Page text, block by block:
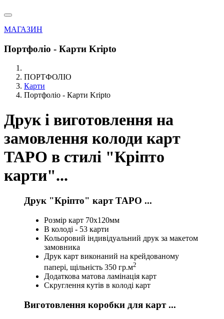
МАГАЗИН
Портфоліо - Карти Kripto
ПОРТФОЛІО
Карти
Портфоліо - Карти Kripto
Друк і виготовлення на
замовлення колоди карт
ТАРО в стилі "Кріпто
карти"...
Друк "Кріпто" карт ТАРО ...
Розмір карт 70х120мм
В колоді - 53 карти
Кольоровий індивідуальний друк за макетом
замовника
Друк карт виконаний на крейдованому
папері, щільність 350 гр.м2
Додаткова матова ламінація карт
Скруглення кутів в колоді карт
Виготовлення коробки для карт ...